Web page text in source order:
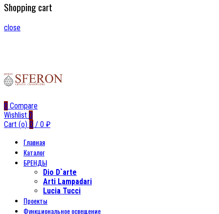
Shopping cart
close
0 Compare
Wishlist 0
Cart (o) 0 / 0 ₽
Главная
Каталог
БРЕНДЫ
Dio D`arte
Arti Lampadari
Lucia Tucci
Проекты
Функциональное освещение